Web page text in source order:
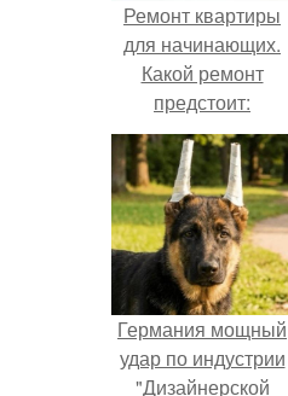
Ремонт квартиры
для начинающих.
Какой ремонт
предстоит:
косметический или
капитальный
Германия мощный
удар по индустрии
"Дизайнерской